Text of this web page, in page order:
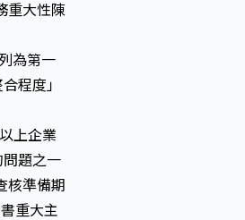
重大性陳
為第一
程度」
上企業
題之一
核準備期
重大主